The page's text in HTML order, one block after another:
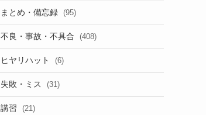
まとめ・備忘録 (95)
不良・事故・不具合 (408)
ヒヤリハット (6)
失敗・ミス (31)
講習 (21)